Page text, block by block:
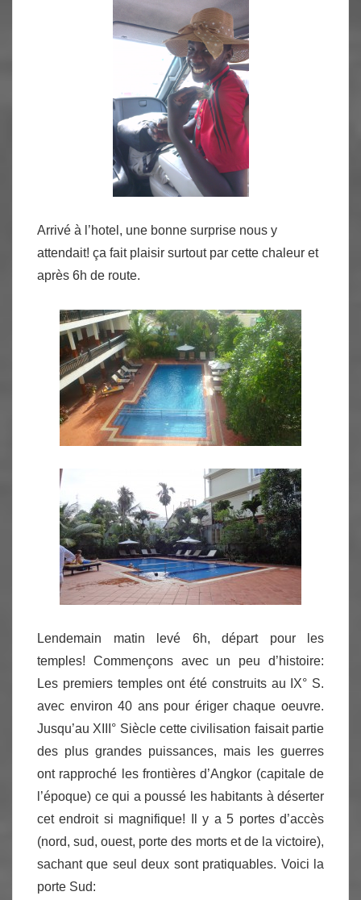
Arrivé à l’hotel, une bonne surprise nous y
attendait! ça fait plaisir surtout par cette chaleur et
après 6h de route.
Lendemain matin levé 6h, départ pour les
temples! Commençons avec un peu d’histoire:
Les premiers temples ont été construits au IX° S.
avec environ 40 ans pour ériger chaque oeuvre.
Jusqu’au XIII° Siècle cette civilisation faisait partie
des plus grandes puissances, mais les guerres
ont rapproché les frontières d’Angkor (capitale de
l’époque) ce qui a poussé les habitants à déserter
cet endroit si magnifique! Il y a 5 portes d’accès
(nord, sud, ouest, porte des morts et de la victoire),
sachant que seul deux sont pratiquables. Voici la
porte Sud: